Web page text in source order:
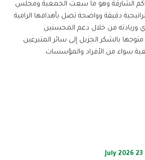
الشارقة وهو ما سعت الجمعية ومجلس
دقيقة وواضحة تصل بأهدافها الرامية
وريادته من خلال دعم المحسنين
بالشكر الجزيل إلى سائر المتبرعين
سواء من الأفراد والمؤسسات.
23 July 2026